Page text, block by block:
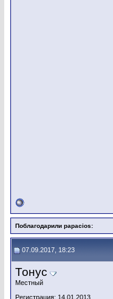
Поблагодарили papacios:
07.09.2017, 18:23
Тонус
Местный
Регистрация: 14.01.2013